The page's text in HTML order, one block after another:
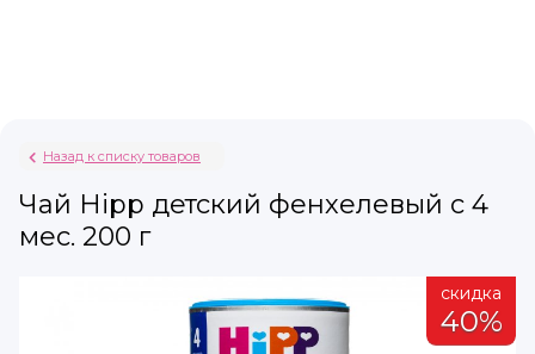
Назад к списку товаров
Чай Hipp детский фенхелевый с 4
мес. 200 г
скидка
40%